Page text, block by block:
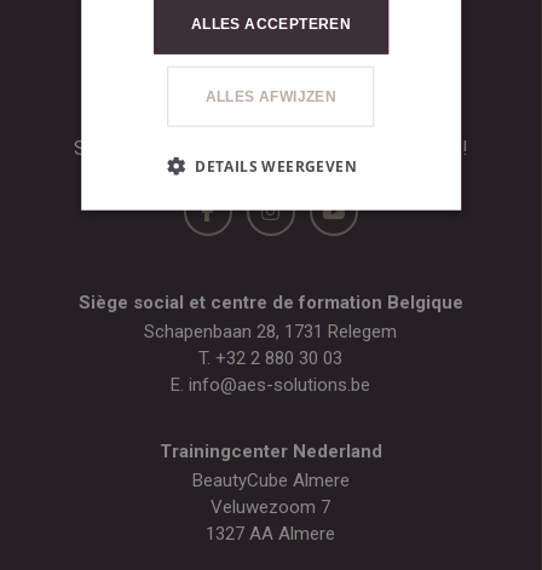
Suivez-nous pour plus de conseils de beauté !
Siège social et centre de formation Belgique
Schapenbaan 28, 1731 Relegem
T. +32 2 880 30 03
E. info@aes-solutions.be
Trainingcenter Nederland
BeautyCube Almere
Veluwezoom 7
1327 AA Almere
ALLES ACCEPTEREN
ALLES AFWIJZEN
DETAILS WEERGEVEN